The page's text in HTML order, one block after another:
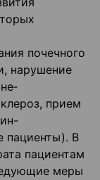
почечного
нарушение
не­
прием
пациенты). В
пациентам
меры